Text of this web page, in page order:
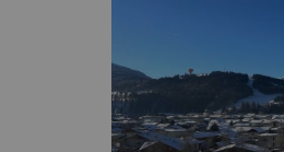
¡Vaya! No